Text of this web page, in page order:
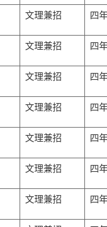
文理兼招 四
文理兼招 四
文理兼招 四
文理兼招 四
文理兼招 四
文理兼招 四
文理兼招 四